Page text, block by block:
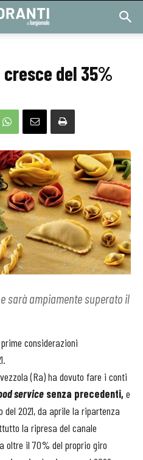
del 35%
sarà ampiamente superato il
considerazioni
(Ra) ha dovuto fare i conti
service senza precedenti,e
2021, da aprile la ripartenza
la ripresa del canale
oltre il 70% del proprio giro